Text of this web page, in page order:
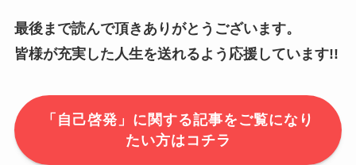
最後まで読んで頂きありがとうございます。
皆様が充実した人生を送れるよう応援しています!!
「自己啓発」に関する記事をご覧になり
たい方はコチラ